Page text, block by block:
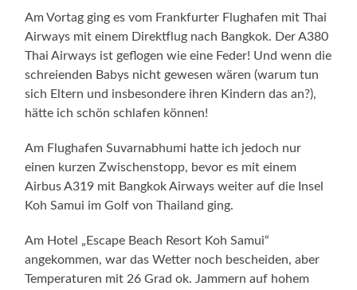
Am Vortag ging es vom Frankfurter Flughafen mit Thai
Airways mit einem Direktflug nach Bangkok. Der A380
Thai Airways ist geflogen wie eine Feder! Und wenn die
schreienden Babys nicht gewesen wären (warum tun
sich Eltern und insbesondere ihren Kindern das an?),
hätte ich schön schlafen können!
Am Flughafen Suvarnabhumi hatte ich jedoch nur
einen kurzen Zwischenstopp, bevor es mit einem
Airbus A319 mit Bangkok Airways weiter auf die Insel
Koh Samui im Golf von Thailand ging.
Am Hotel „Escape Beach Resort Koh Samui“
angekommen, war das Wetter noch bescheiden, aber
Temperaturen mit 26 Grad ok. Jammern auf hohem